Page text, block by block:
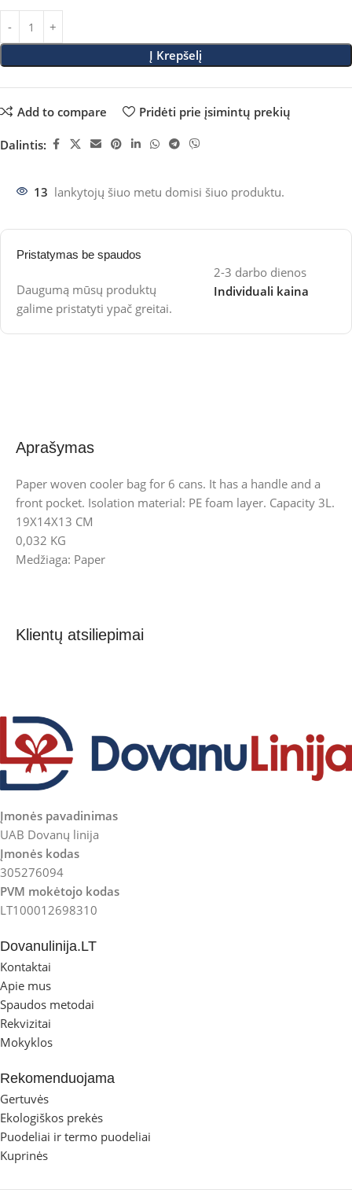
Į Krepšelį
Add to compare Pridėti prie įsimintų prekių
Dalintis:
13 lankytojų šiuo metu domisi šiuo produktu.
Pristatymas be spaudos
Daugumą mūsų produktų
galime pristatyti ypač greitai.
2-3 darbo dienos
Individuali kaina
Aprašymas
Paper woven cooler bag for 6 cans. It has a handle and a
front pocket. Isolation material: PE foam layer. Capacity 3L.
19X14X13 CM
0,032 KG
Medžiaga: Paper
Klientų atsiliepimai
Įmonės pavadinimas
UAB Dovanų linija
Įmonės kodas
305276094
PVM mokėtojo kodas
LT100012698310
Dovanulinija.LT
Kontaktai
Apie mus
Spaudos metodai
Rekvizitai
Mokyklos
Rekomenduojama
Gertuvės
Ekologiškos prekės
Puodeliai ir termo puodeliai
Kuprinės